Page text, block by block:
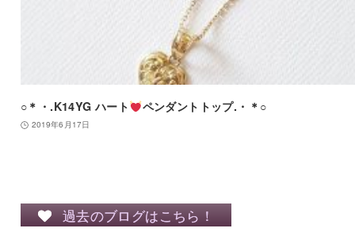
○＊・.K14YG ハート ペンダントトップ.・＊○
2019年6月17日
過去のブログはこちら！